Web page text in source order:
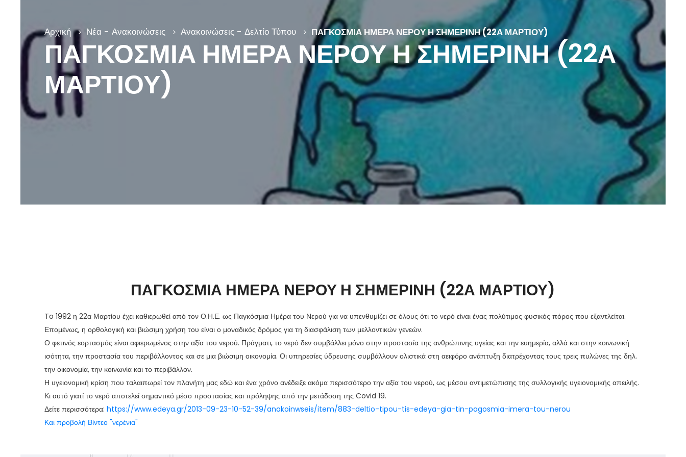
Αρχική Νέα - Ανακοινώσεις Ανακοινώσεις - Δελτίο Τύπου ΠΑΓΚΟΣΜΙΑ ΗΜΕΡΑ ΝΕΡΟΥ Η ΣΗΜΕΡΙΝΗ (22Α ΜΑΡΤΙΟΥ)
ΠΑΓΚΟΣΜΙΑ ΗΜΕΡΑ ΝΕΡΟΥ Η ΣΗΜΕΡΙΝΗ (22Α
ΜΑΡΤΙΟΥ)
ΠΑΓΚΟΣΜΙΑ ΗΜΕΡΑ ΝΕΡΟΥ Η ΣΗΜΕΡΙΝΗ (22Α ΜΑΡΤΙΟΥ)
To 1992 η 22α Μαρτίου έχει καθιερωθεί από τον Ο.Η.Ε. ως Παγκόσμια Ημέρα του Νερού για να υπενθυμίζει σε όλους ότι το νερό είναι ένας πολύτιμος φυσικός πόρος που εξαντλείται.
Επομένως, η ορθολογική και βιώσιμη χρήση του είναι ο μοναδικός δρόμος για τη διασφάλιση των μελλοντικών γενεών.
Ο φετινός εορτασμός είναι αφιερωμένος στην αξία του νερού. Πράγματι, το νερό δεν συμβάλλει μόνο στην προστασία της ανθρώπινης υγείας και την ευημερία, αλλά και στην κοινωνική
ισότητα, την προστασία του περιβάλλοντος και σε μια βιώσιμη οικονομία. Οι υπηρεσίες ύδρευσης συμβάλλουν ολιστικά στη αειφόρο ανάπτυξη διατρέχοντας τους τρεις πυλώνες της δηλ.
την οικονομία, την κοινωνία και το περιβάλλον.
Η υγειονομική κρίση που ταλαιπωρεί τον πλανήτη μας εδώ και ένα χρόνο ανέδειξε ακόμα περισσότερο την αξία του νερού, ως μέσου αντιμετώπισης της συλλογικής υγειονομικής απειλής.
Κι αυτό γιατί το νερό αποτελεί σημαντικό μέσο προστασίας και πρόληψης από την μετάδοση της Covid 19.
Δείτε περισσότερα: https://www.edeya.gr/2013-09-23-10-52-39/anakoinwseis/item/883-deltio-tipou-tis-edeya-gia-tin-pagosmia-imera-tou-nerou
Και προβολή Βίντεο "νερένια"